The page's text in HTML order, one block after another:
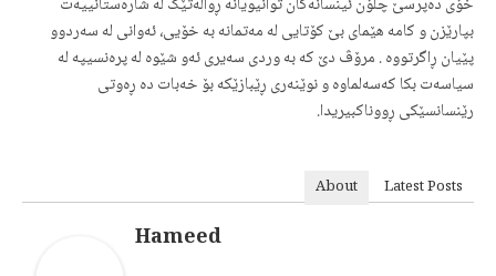
بپارێزن و کامە هێمای بێ کۆتایی لە مەتمانە بە خۆیی، ئەوانی لە سەردوو
پێیان ڕاگرتووە . مرۆڤ دێ کە بە وردی سەیری ئەو شێوە لە پرەنسیپە لە
سیاسەت بکا کەسەلماوە و نوێنەری ڕێبازێکە بۆ خەبات دە ڕەوتی
رێنسانسێکی ڕووناکبیریدا.
About Latest Posts
Hameed